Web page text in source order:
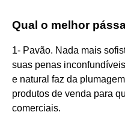
Qual o melhor
1- Pavão. Nada mais
suas penas
e natural faz da
produtos de venda para
comerciais.